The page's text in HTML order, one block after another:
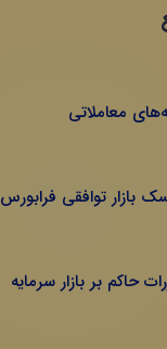
معاملاتی
بازار توافقی فرابورس
حاکم بر بازار سرمایه